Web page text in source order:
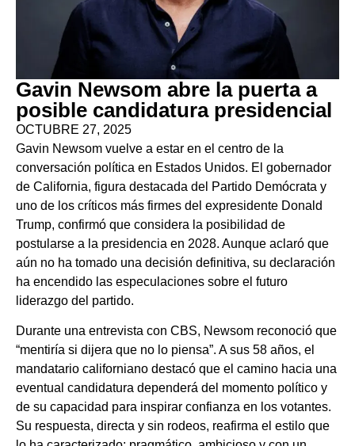
Gavin Newsom abre la puerta a
posible candidatura presidencial
OCTUBRE 27, 2025
Gavin Newsom vuelve a estar en el centro de la
conversación política en Estados Unidos. El gobernador
de California, figura destacada del Partido Demócrata y
uno de los críticos más firmes del expresidente Donald
Trump, confirmó que considera la posibilidad de
postularse a la presidencia en 2028. Aunque aclaró que
aún no ha tomado una decisión definitiva, su declaración
ha encendido las especulaciones sobre el futuro
liderazgo del partido.
Durante una entrevista con CBS, Newsom reconoció que
“mentiría si dijera que no lo piensa”. A sus 58 años, el
mandatario californiano destacó que el camino hacia una
eventual candidatura dependerá del momento político y
de su capacidad para inspirar confianza en los votantes.
Su respuesta, directa y sin rodeos, reafirma el estilo que